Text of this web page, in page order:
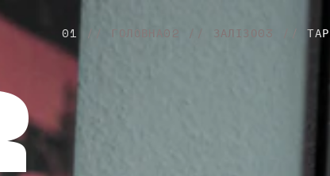
01 // ГОЛОВНА 02 // ЗАЛІЗО 03 //